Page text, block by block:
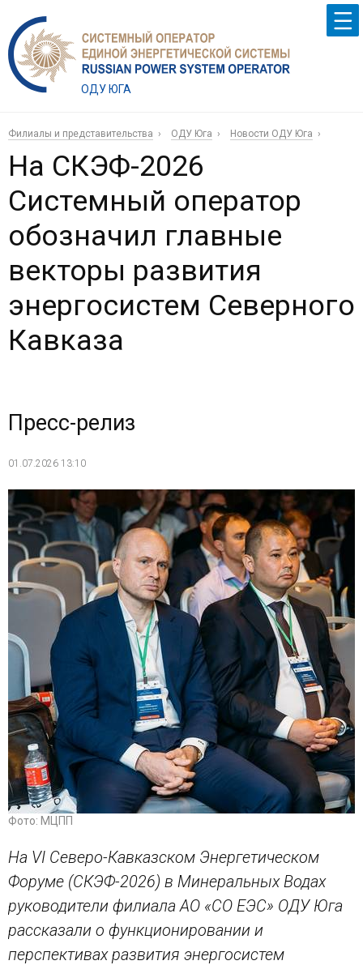
ОДУ ЮГА
Филиалы и представительства ОДУ Юга Новости ОДУ Юга
На СКЭФ-2026
Системный оператор
обозначил главные
векторы развития
энергосистем Северного
Кавказа
Пресс-релиз
01.07.2026 13:10
Фото: МЦПП
На VI Северо-Кавказском Энергетическом
Форуме (СКЭФ-2026) в Минеральных Водах
руководители филиала АО «СО ЕЭС» ОДУ Юга
рассказали о функционировании и
перспективах развития энергосистем